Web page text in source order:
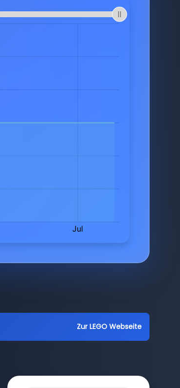
Zur LEGO Webseite